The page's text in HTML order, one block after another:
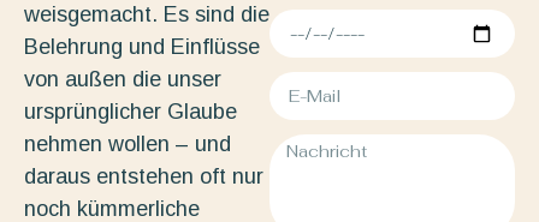
weisgemacht. Es sind die
Belehrung und Einflüsse
von außen die unser
ursprünglicher Glaube
nehmen wollen – und
daraus entstehen oft nur
noch kümmerliche